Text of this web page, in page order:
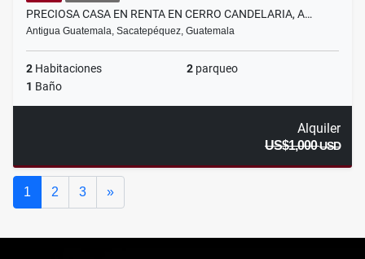
PRECIOSA CASA EN RENTA EN CERRO CANDELARIA, A…
Antigua Guatemala, Sacatepéquez, Guatemala
2 Habitaciones 2 parqueo
1 Baño
Alquiler
US$1,000USD
1 2 3 »Siguiente